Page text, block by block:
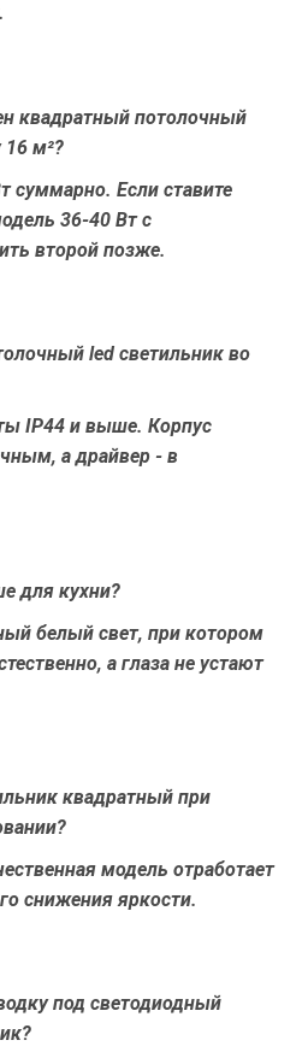
квадратный потолочный
16 м²?
суммарно. Если ставите
36-40 Вт с
второй позже.
led светильник во
IP44 и выше. Корпус
а драйвер - в
для кухни?
белый свет, при котором
а глаза не устают
квадратный при
модель отработает
снижения яркости.
под светодиодный